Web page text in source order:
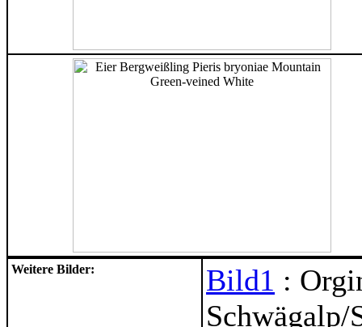
Weitere Bilder: Bild1 :
Schwägalp/